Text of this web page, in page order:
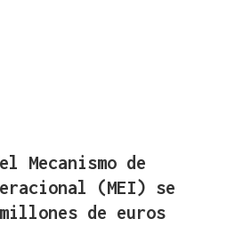
Mecanismo de
(MEI) se
de euros